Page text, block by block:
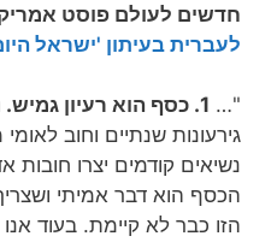
חדשים לעולם פוסט
לעברית בעיתון 'ישראל
"… 1. כסף הוא רעיון גמיש. ניתן ליצור אותו יש מאין.
גירעונות שנתיים וחוב
נשיאים קודמים יצרו חובות
הכסף הוא דבר אמיתי
הזו כבר לא קיימת. בעוד